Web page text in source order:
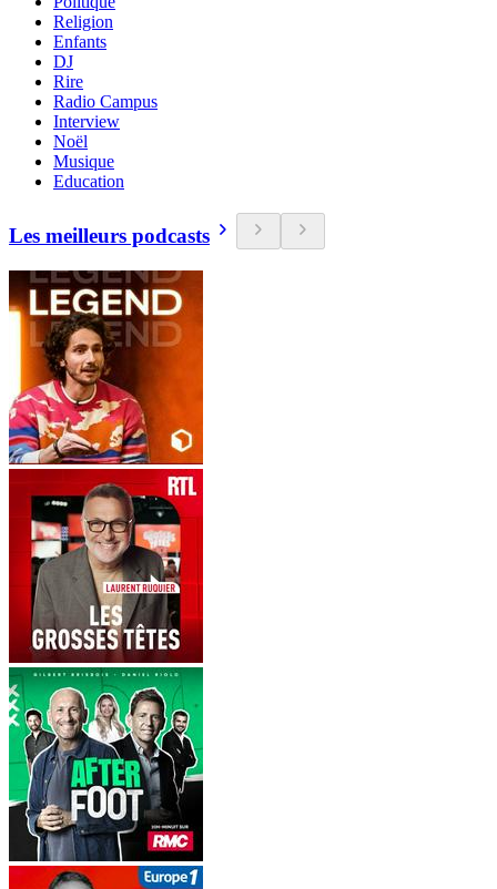
Religion
Enfants
DJ
Rire
Radio Campus
Interview
Noël
Musique
Education
Les meilleurs podcasts